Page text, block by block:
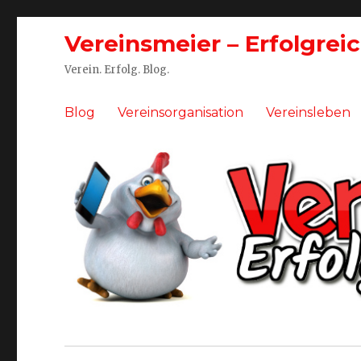
Vereinsmeier –
Verein. Erfolg. Blog.
Blog Vereinsorganisation Vereinsleben